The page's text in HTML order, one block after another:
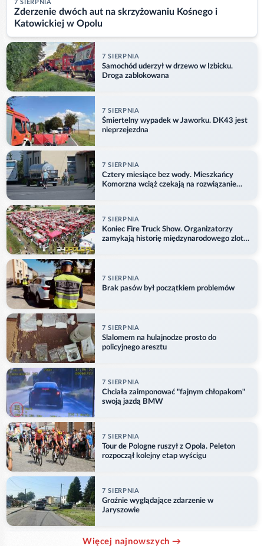
7 SIERPNIA
Zderzenie dwóch aut na skrzyżowaniu Kośnego i
Katowickiej w Opolu
7 SIERPNIA
Samochód uderzył w drzewo w Izbicku.
Droga zablokowana
7 SIERPNIA
Śmiertelny wypadek w Jaworku. DK43 jest
nieprzejezdna
7 SIERPNIA
Cztery miesiące bez wody. Mieszkańcy
Komorzna wciąż czekają na rozwiązanie
7 SIERPNIA
Koniec Fire Truck Show. Organizatorzy
zamykają historię międzynarodowego zlotu
7 SIERPNIA
Brak pasów był początkiem problemów
7 SIERPNIA
Slalomem na hulajnodze prosto do
policyjnego aresztu
7 SIERPNIA
Chciała zaimponować "fajnym chłopakom"
swoją jazdą BMW
7 SIERPNIA
Tour de Pologne ruszył z Opola. Peleton
rozpoczął kolejny etap wyścigu
7 SIERPNIA
Groźnie wyglądające zdarzenie w
Jaryszowie
Więcej najnowszych →